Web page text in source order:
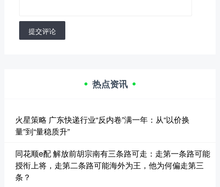
提交评论
热点资讯
火星策略 广东快递行业“反内卷”满一年：从“以价换
量”到“量稳质升”
同花顺e配 解放前胡宗南有三条路可走：走第一条路可能
授衔上将，走第二条路可能海外为王，他为何偏走第三
条？